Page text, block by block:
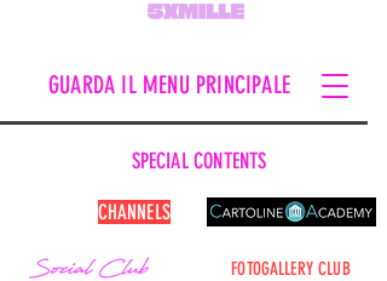
FOTOGALLERY CLUB
CHANNELS
GUARDA IL MENU PRINCIPALE
SPECIAL CONTENTS